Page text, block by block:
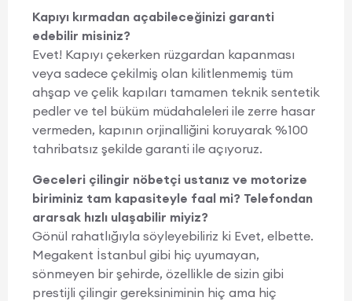
Kapıyı kırmadan açabileceğinizi garanti
edebilir misiniz?
Evet! Kapıyı çekerken rüzgardan kapanması
veya sadece çekilmiş olan kilitlenmemiş tüm
ahşap ve çelik kapıları tamamen teknik sentetik
pedler ve tel büküm müdahaleleri ile zerre hasar
vermeden, kapının orjinalliğini koruyarak %100
tahribatsız şekilde garanti ile açıyoruz.
Geceleri çilingir nöbetçi ustanız ve motorize
biriminiz tam kapasiteyle faal mi? Telefondan
ararsak hızlı ulaşabilir miyiz?
Gönül rahatlığıyla söyleyebiliriz ki Evet, elbette.
Megakent İstanbul gibi hiç uyumayan,
sönmeyen bir şehirde, özellikle de sizin gibi
prestijli çilingir gereksiniminin hiç ama hiç